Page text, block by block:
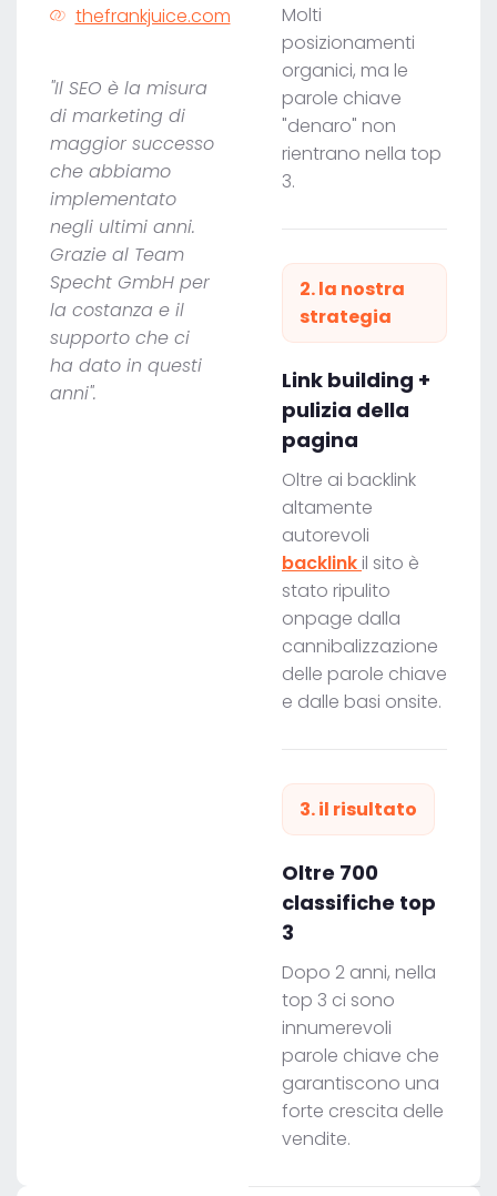
thefrankjuice.com
"Il SEO è la misura
di marketing di
maggior successo
che abbiamo
implementato
negli ultimi anni.
Grazie al Team
Specht GmbH per
la costanza e il
supporto che ci
ha dato in questi
anni".
Molti
posizionamenti
organici, ma le
parole chiave
"denaro" non
rientrano nella top
3.
2. la nostra
strategia
Link building +
pulizia della
pagina
Oltre ai backlink
altamente
autorevoli
backlink il sito è
stato ripulito
onpage dalla
cannibalizzazione
delle parole chiave
e dalle basi onsite.
3. il risultato
Oltre 700
classifiche top
3
Dopo 2 anni, nella
top 3 ci sono
innumerevoli
parole chiave che
garantiscono una
forte crescita delle
vendite.